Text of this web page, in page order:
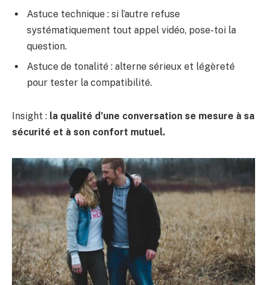
Astuce technique : si l’autre refuse
systématiquement tout appel vidéo, pose-toi la
question.
Astuce de tonalité : alterne sérieux et légèreté
pour tester la compatibilité.
Insight : la qualité d’une conversation se mesure à sa
sécurité et à son confort mutuel.